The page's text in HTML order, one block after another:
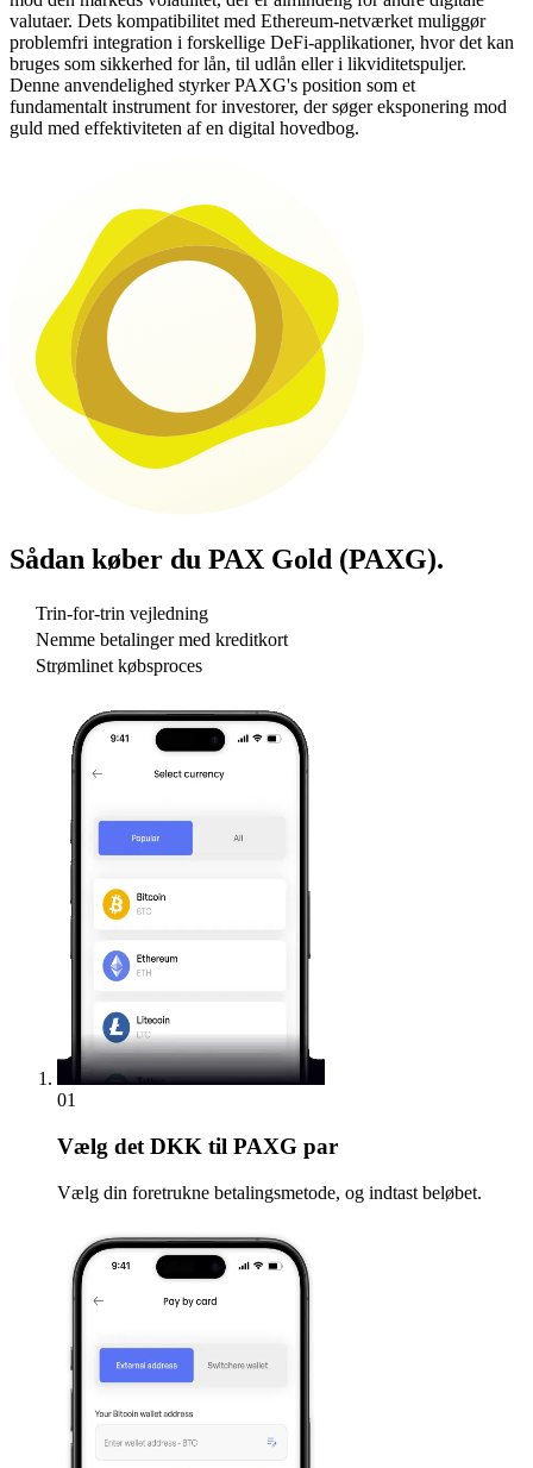
valutaer. Dets kompatibilitet med Ethereum-netværket muliggør
problemfri integration i forskellige DeFi-applikationer, hvor det kan
bruges som sikkerhed for lån, til udlån eller i likviditetspuljer.
Denne anvendelighed styrker PAXG's position som et
fundamentalt instrument for investorer, der søger eksponering mod
guld med effektiviteten af en digital hovedbog.
Sådan køber du PAX Gold (PAXG).
Trin-for-trin vejledning
Nemme betalinger med kreditkort
Strømlinet købsproces
01
Vælg det DKK til PAXG par
Vælg din foretrukne betalingsmetode, og indtast beløbet.